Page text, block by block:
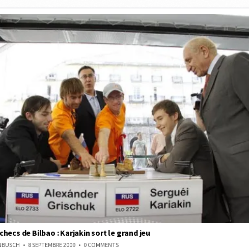
de Bilbao : Karjakin sort le grand jeu
8 SEPTEMBRE 2009 0 COMMENTSON